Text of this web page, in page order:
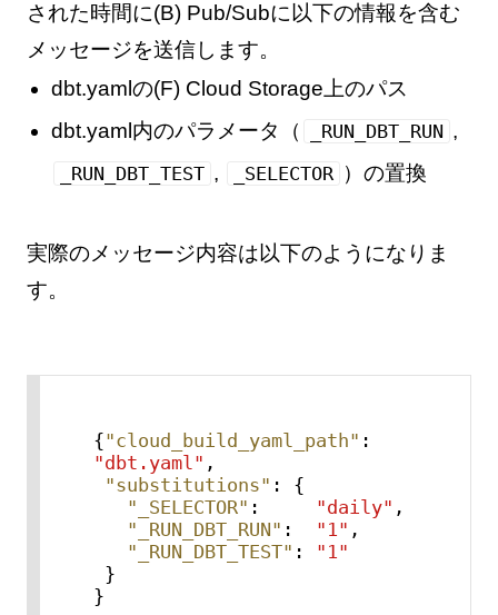
された時間に(B) Pub/Subに以下の情報を含む
メッセージを送信します。
dbt.yamlの(F) Cloud Storage上のパス
dbt.yaml内のパラメータ（
_RUN_DBT_RUN ,
_RUN_DBT_TEST , _SELECTOR ）の置換
実際のメッセージ内容は以下のようになりま
す。
{"cloud_build_yaml_path" :
"dbt.yaml" ,
"substitutions" :
{
"_SELECTOR" : "daily" ,
"_RUN_DBT_RUN" : "1" ,
"_RUN_DBT_TEST" :
"1"
}
}